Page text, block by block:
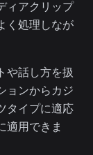
ィアクリップ
く処理しなが
や話し方を扱
ョンからカジ
タイプに適応
適用できま